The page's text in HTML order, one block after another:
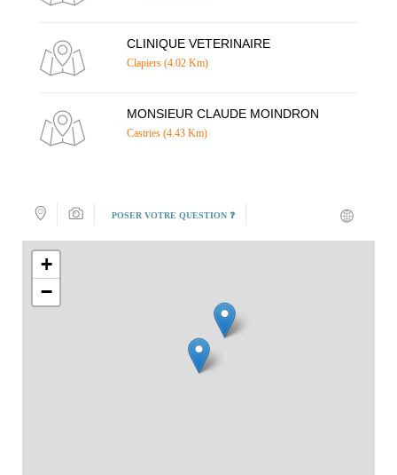
CLINIQUE VETERINAIRE
Clapiers (4.02 Km)
MONSIEUR CLAUDE MOINDRON
Castries (4.43 Km)
POSER VOTRE QUESTION ❓
+
−